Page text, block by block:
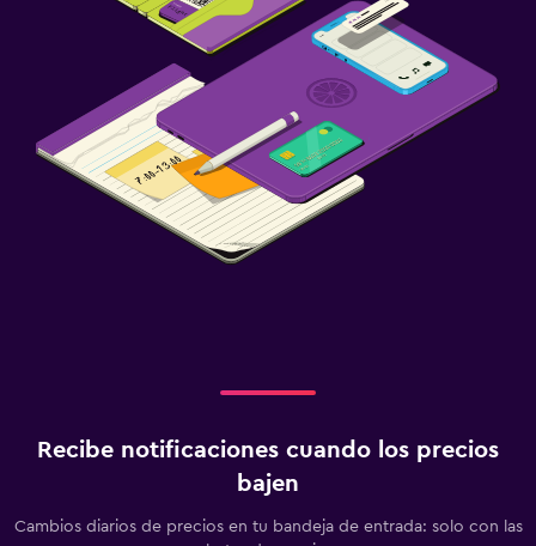
Recibe notificaciones cuando los precios
bajen
Cambios diarios de precios en tu bandeja de entrada: solo con las